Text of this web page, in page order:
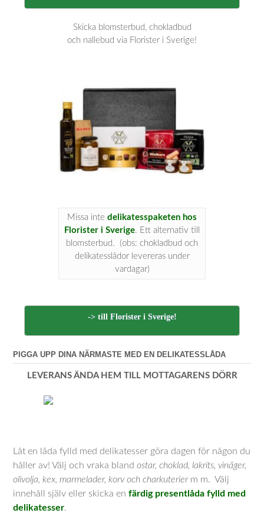
Skicka blomsterbud, chokladbud
och nallebud via Florister i Sverige!
Missa inte delikatesspaketen hos
Florister i Sverige. Ett alternativ till
blomsterbud. (obs: chokladbud och
delikatesslådor levereras under
vardagar)
-> till Florister i Sverige!
PIGGA UPP DINA NÄRMASTE MED EN DELIKATESSLÅDA
LEVERANS ÄNDA HEM TILL MOTTAGARENS DÖRR
Låt en låda fylld med delikatesser göra dagen för någon du
håller av! Välj och vraka bland ostar, choklad, lakrits, vinäger,
olivolja, kex, marmelader, korv och charkuterierm m. Välj
innehåll själv eller skicka en färdig presentlåda fylld med
delikatesser.